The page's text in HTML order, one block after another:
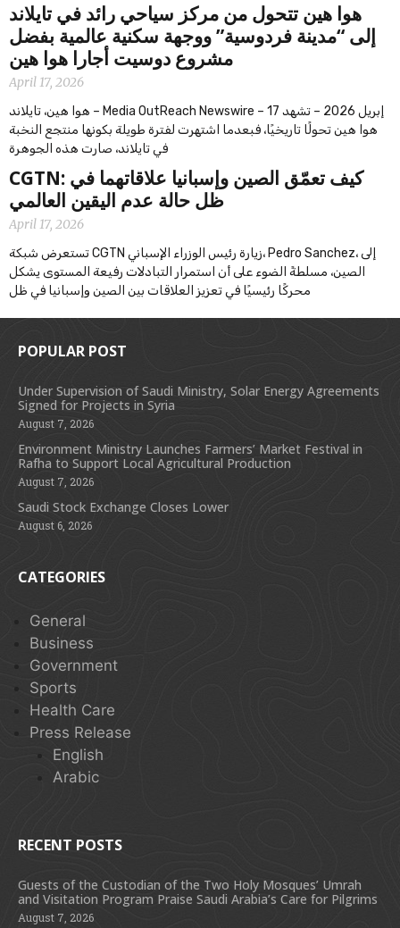
‫هوا هين تتحول من مركز سياحي رائد في تايلاند
إلى “مدينة فردوسية” ووجهة سكنية عالمية بفضل
مشروع دوسيت أجارا هوا هين
April 17, 2026
هوا هين، تايلاند – Media OutReach Newswire – 17 إبريل 2026 – تشهد
هوا هين تحولًا تاريخيًا، فبعدما اشتهرت لفترة طويلة بكونها منتجع النخبة
في تايلاند، صارت هذه الجوهرة
CGTN: كيف تعمّق الصين وإسبانيا علاقاتهما في
ظل حالة عدم اليقين العالمي
April 17, 2026
تستعرض شبكة CGTN زيارة رئيس الوزراء الإسباني، Pedro Sanchez، إلى
الصين، مسلطةً الضوء على أن استمرار التبادلات رفيعة المستوى يشكل
محركًا رئيسيًا في تعزيز العلاقات بين الصين وإسبانيا في ظل
POPULAR POST
Under Supervision of Saudi Ministry, Solar Energy Agreements
Signed for Projects in Syria
August 7, 2026
Environment Ministry Launches Farmers’ Market Festival in
Rafha to Support Local Agricultural Production
August 7, 2026
Saudi Stock Exchange Closes Lower
August 6, 2026
CATEGORIES
General
Business
Government
Sports
Health Care
Press Release
English
Arabic
RECENT POSTS
Guests of the Custodian of the Two Holy Mosques’ Umrah
and Visitation Program Praise Saudi Arabia’s Care for Pilgrims
August 7, 2026